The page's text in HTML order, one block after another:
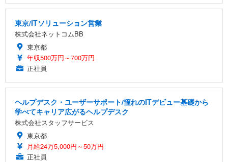
東京/ITソリューション営業
株式会社ネットコムBB
東京都
年収500万円～700万円
正社員
ヘルプデスク・ユーザーサポート/憧れのITデビュー基礎から
学べてキャリア広がるヘルプデスク
株式会社スタッフサービス
東京都
月給24万5,000円～50万円
正社員